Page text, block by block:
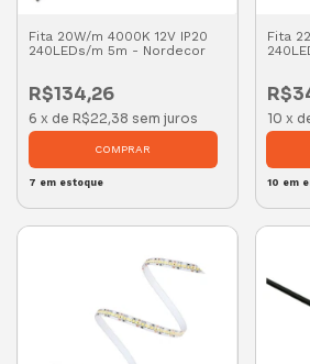
Fita 20W/m 4000K 12V IP20
240LEDs/m 5m - Nordecor
R$134,26
6 x de R$22,38 sem juros
7 em estoque
Fita
10 x
10 em